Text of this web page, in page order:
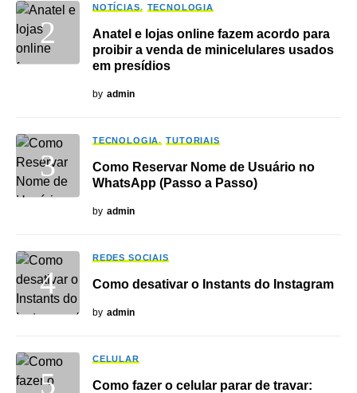
NOTÍCIAS TECNOLOGIA
Anatel e lojas online fazem acordo para
proibir a venda de minicelulares usados
em presídios
by admin
TECNOLOGIA TUTORIAIS
Como Reservar Nome de Usuário no
WhatsApp (Passo a Passo)
by admin
REDES SOCIAIS
Como desativar o Instants do Instagram
by admin
CELULAR
Como fazer o celular parar de travar: